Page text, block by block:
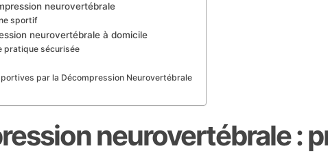
neurovertébrale
sportif
neurovertébrale à domicile
pratique sécurisée
par la Décompression Neurovertébrale
neurovertébrale :